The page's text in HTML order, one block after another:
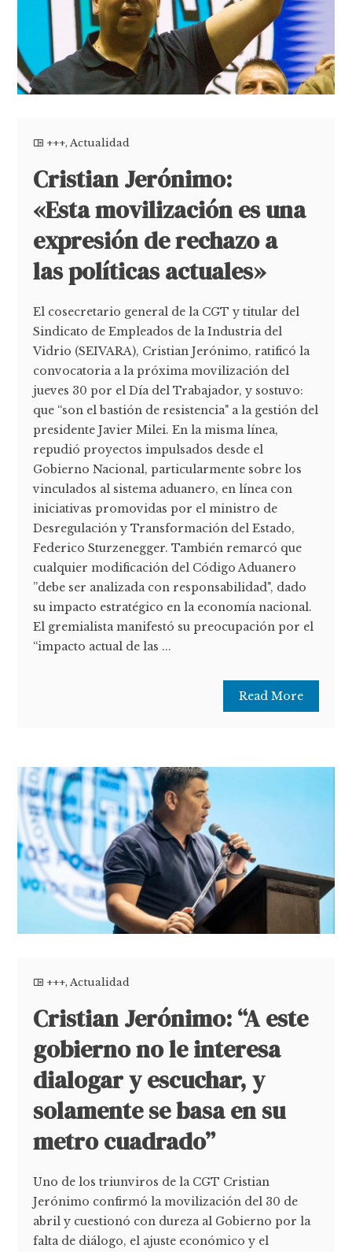
+++,Actualidad
Cristian Jerónimo:
«Esta movilización es una
expresión de rechazo a
las políticas actuales»
El cosecretario general de la CGT y titular del
Sindicato de Empleados de la Industria del
Vidrio (SEIVARA), Cristian Jerónimo, ratificó la
convocatoria a la próxima movilización del
jueves 30 por el Día del Trabajador, y sostuvo:
que “son el bastión de resistencia" a la gestión del
presidente Javier Milei. En la misma línea,
repudió proyectos impulsados desde el
Gobierno Nacional, particularmente sobre los
vinculados al sistema aduanero, en línea con
iniciativas promovidas por el ministro de
Desregulación y Transformación del Estado,
Federico Sturzenegger. También remarcó que
cualquier modificación del Código Aduanero
”debe ser analizada con responsabilidad", dado
su impacto estratégico en la economía nacional.
El gremialista manifestó su preocupación por el
“impacto actual de las ...
Read More
+++,Actualidad
Cristian Jerónimo: “A este
gobierno no le interesa
dialogar y escuchar, y
solamente se basa en su
metro cuadrado”
Uno de los triunviros de la CGT Cristian
Jerónimo confirmó la movilización del 30 de
abril y cuestionó con dureza al Gobierno por la
falta de diálogo, el ajuste económico y el